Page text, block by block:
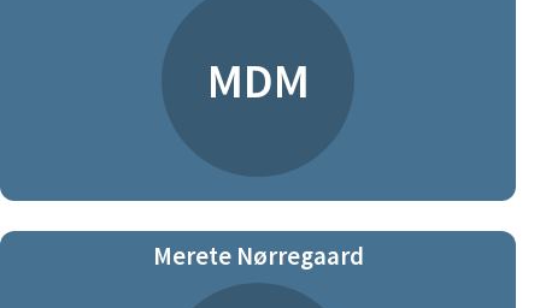
MDM
Merete Nørregaard